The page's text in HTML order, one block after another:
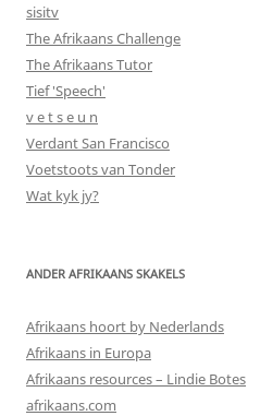
sisitv
The Afrikaans Challenge
The Afrikaans Tutor
Tief 'Speech'
v e t s e u n
Verdant San Francisco
Voetstoots van Tonder
Wat kyk jy?
ANDER AFRIKAANS SKAKELS
Afrikaans hoort by Nederlands
Afrikaans in Europa
Afrikaans resources – Lindie Botes
afrikaans.com